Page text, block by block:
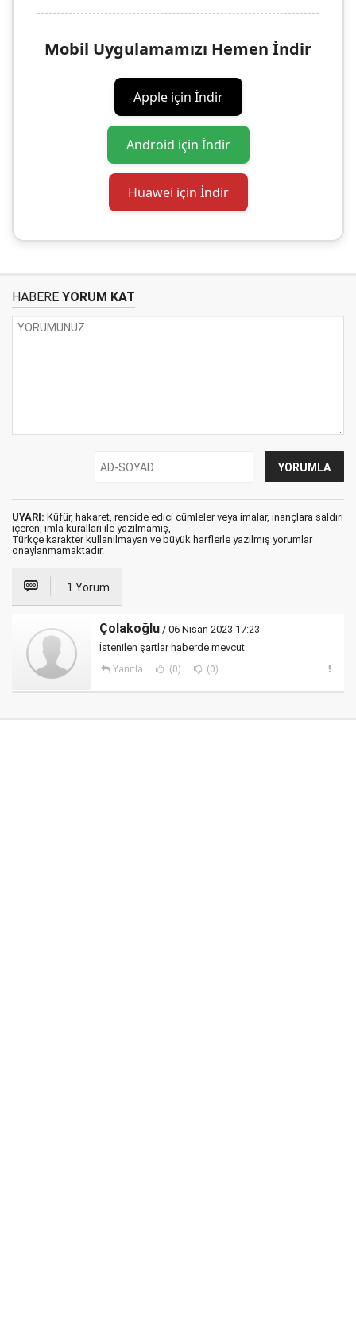
Mobil Uygulamamızı Hemen İndir
Apple için İndir
Android için İndir
Huawei için İndir
HABERE YORUM KAT
UYARI: Küfür, hakaret, rencide edici cümleler veya imalar, inançlara saldırı
içeren, imla kuralları ile yazılmamış,
Türkçe karakter kullanılmayan ve büyük harflerle yazılmış yorumlar
onaylanmamaktadır.
1 Yorum
Çolakoğlu / 06 Nisan 2023 17:23
İstenilen şartlar haberde mevcut.
Yanıtla (0) (0)